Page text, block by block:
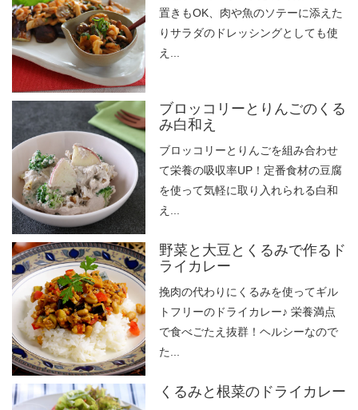
置きもOK、肉や魚のソテーに添えた
りサラダのドレッシングとしても使
え...
ブロッコリーとりんごのくる
み白和え
ブロッコリーとりんごを組み合わせ
て栄養の吸収率UP！定番食材の豆腐
を使って気軽に取り入れられる白和
え...
野菜と大豆とくるみで作るド
ライカレー
挽肉の代わりにくるみを使ってギル
トフリーのドライカレー♪ 栄養満点
で食べごたえ抜群！ヘルシーなので
た...
くるみと根菜のドライカレー